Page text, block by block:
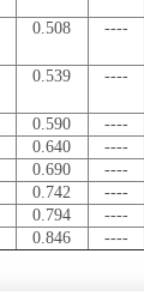
0.508 ----
0.539 ----
0.590 ----
0.640 ----
0.690 ----
0.742 ----
0.794 ----
0.846 ----